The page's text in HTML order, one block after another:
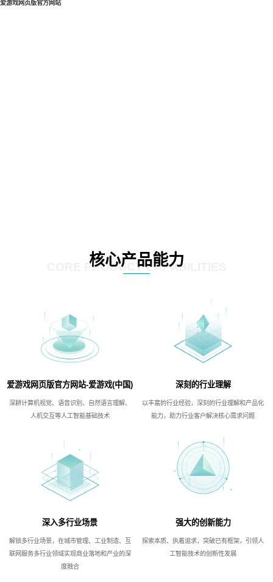
爱游戏网页版官方网站
核心产品能力
CORE PRODUCT CAPABILITIES
爱游戏网页版官方网站-爱游戏(中国)
深耕计算机视觉、语音识别、自然语言理解、
人机交互等人工智能基础技术
深刻的行业理解
以丰富的行业经验，深刻的行业理解和产品化
能力，助力行业客户解决核心需求问题
深入多行业场景
解锁多行业场景，在城市管理、工业制造、互
联网服务多行业领域实现商业落地和产业的深
度融合
强大的创新能力
探索本质、执着追求，突破已有框架，引领人
工智能技术的创新性发展